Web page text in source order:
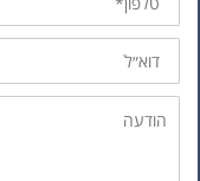
דוא״ל
הודעה